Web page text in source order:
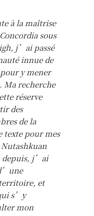
à la maîtrise
sous
j’ai passé
innue de
y mener
recherche
réserve
des
de la
texte pour mes
depuis, j’ai
et
s’y
mon